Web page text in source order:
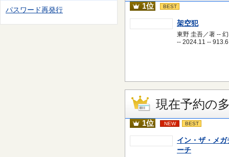
パスワード再発行 1位 BEST
架空犯
東野 圭吾／著 --
-- 2024.11 -- 913.6
現在予約の
1位 NEW BEST
イン・ザ・メガ
ーチ